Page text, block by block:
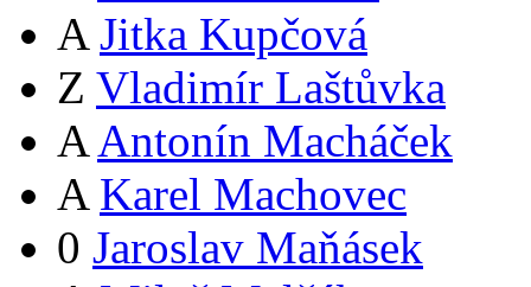
A Jitka Kupčová
Z Vladimír Laštůvka
A Antonín Macháček
A Karel Machovec
0 Jaroslav Maňásek